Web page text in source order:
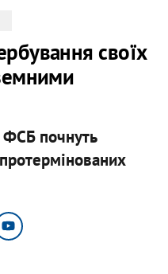
своїх
ФСБ почнуть